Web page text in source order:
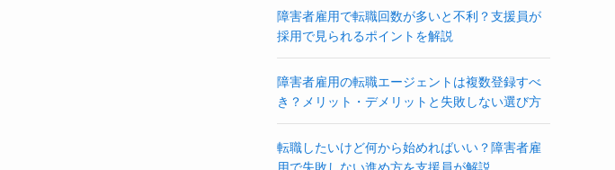
障害者雇用で転職回数が多いと不利？支援員が
採用で見られるポイントを解説
障害者雇用の転職エージェントは複数登録すべ
き？メリット・デメリットと失敗しない選び方
転職したいけど何から始めればいい？障害者雇
用で失敗しない進め方を支援員が解説